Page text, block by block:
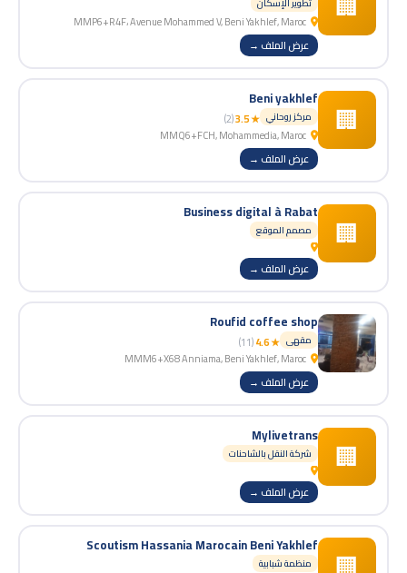
عرض الملف →
🏢
Beni yakhlef
مركز روحاني ★ 3.5
(2)
عرض الملف →
🏢
Business digital à Rabat
مصمم الموقع
عرض الملف →
Roufid coffee shop
مقهى ★ 4.6
(11)
عرض الملف →
🏢
Mylivetrans
شركة النقل بالشاحنات
عرض الملف →
Scoutism Hassania Marocain Beni Yakhlef
منظمة شبابية